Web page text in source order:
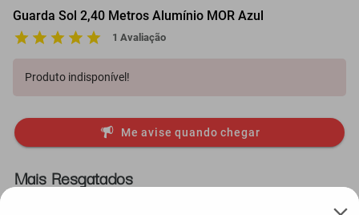
Guarda Sol 2,40 Metros Alumínio MOR Azul
1 Avaliação
Produto indisponível!
Me avise quando chegar
Mais Resgatados